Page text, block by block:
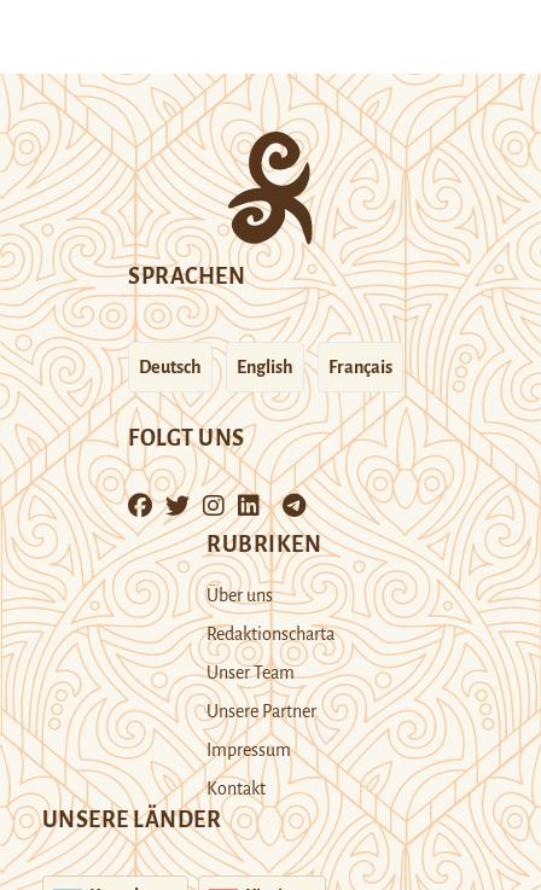
SPRACHEN
Deutsch English Français
FOLGT UNS
RUBRIKEN
Über uns
Redaktionscharta
Unser Team
Unsere Partner
Impressum
Kontakt
UNSERE LÄNDER